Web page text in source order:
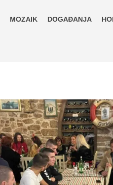
MOZAIK DOGAĐANJA